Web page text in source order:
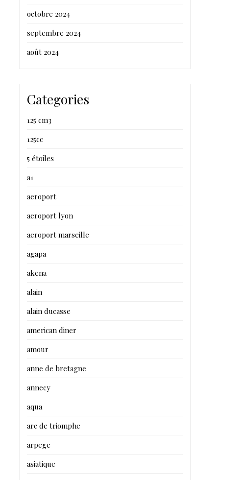
octobre 2024
septembre 2024
août 2024
Categories
125 cm3
125cc
5 étoiles
a1
aeroport
aeroport lyon
aeroport marseille
agapa
akena
alain
alain ducasse
american diner
amour
anne de bretagne
annecy
aqua
arc de triomphe
arpege
asiatique